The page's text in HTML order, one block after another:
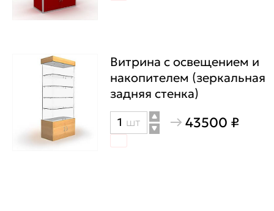
алюминиевого
профиля
Витрина с освещением и
накопителем (зеркальная
задняя стенка)
Количество
товара
шт 43500 ₽